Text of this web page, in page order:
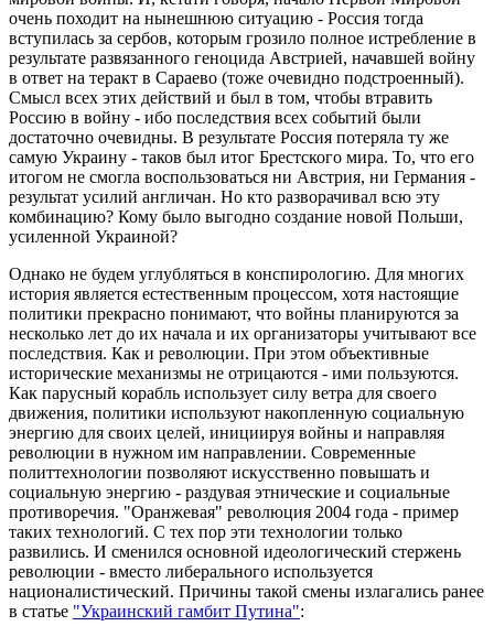
очень походит на нынешнюю ситуацию - Россия тогда
вступилась за сербов, которым грозило полное истребление в
результате развязанного геноцида Австрией, начавшей войну
в ответ на теракт в Сараево (тоже очевидно подстроенный).
Смысл всех этих действий и был в том, чтобы втравить
Россию в войну - ибо последствия всех событий были
достаточно очевидны. В результате Россия потеряла ту же
самую Украину - таков был итог Брестского мира. То, что его
итогом не смогла воспользоваться ни Австрия, ни Германия -
результат усилий англичан. Но кто разворачивал всю эту
комбинацию? Кому было выгодно создание новой Польши,
усиленной Украиной?
Однако не будем углубляться в конспирологию. Для многих
история является естественным процессом, хотя настоящие
политики прекрасно понимают, что войны планируются за
несколько лет до их начала и их организаторы учитывают все
последствия. Как и революции. При этом объективные
исторические механизмы не отрицаются - ими пользуются.
Как парусный корабль использует силу ветра для своего
движения, политики используют накопленную социальную
энергию для своих целей, инициируя войны и направляя
революции в нужном им направлении. Современные
политтехнологии позволяют искусственно повышать и
социальную энергию - раздувая этнические и социальные
противоречия. "Оранжевая" революция 2004 года - пример
таких технологий. С тех пор эти технологии только
развились. И сменился основной идеологический стержень
революции - вместо либерального используется
националистический. Причины такой смены излагались ранее
в статье "Украинский гамбит Путина":